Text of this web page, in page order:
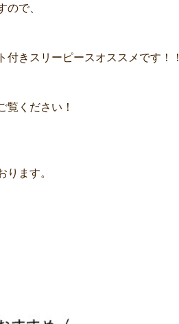
で、
きスリーピースオススメです！！
覧ください！
ます。